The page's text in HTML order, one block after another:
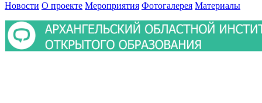
Новости О проекте Мероприятия Фотогалерея Материалы